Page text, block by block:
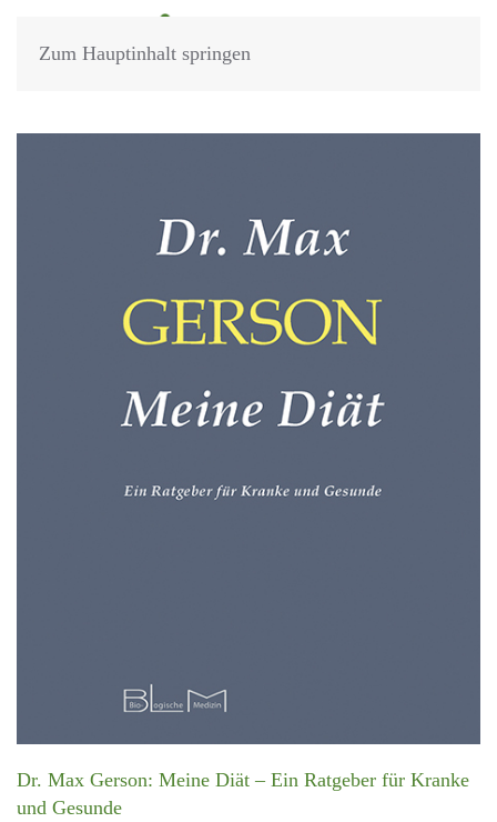
Zum Hauptinhalt springen
Dr. Max Gerson: Meine Diät – Ein Ratgeber für Kranke
und Gesunde